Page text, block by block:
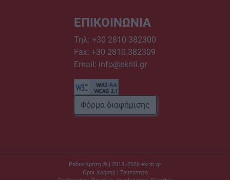
ΕΠΙΚΟΙΝΩΝΙΑ
Τηλ: +30 2810 382300
Fax: +30 2810 382309
Email: info@ekriti.gr
Φόρμα διαφήμισης
Ράδιο Κρήτη © | 2013 -2026 ekriti.gr
Όροι Χρήσης
Ταυτότητα